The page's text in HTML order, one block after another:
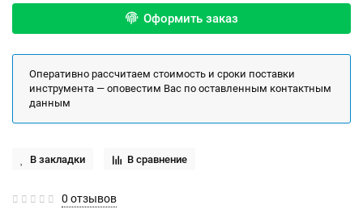
Оформить заказ
Оперативно рассчитаем стоимость и сроки поставки
инструмента — оповестим Вас по оставленным контактным
данным
В закладки В сравнение
0 отзывов